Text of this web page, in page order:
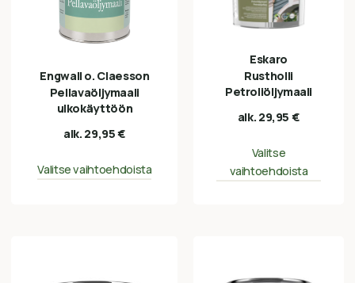
Engwall o. Claesson
Pellavaöljymaali
ulkokäyttöön
alk. 29,95€
Valitse vaihtoehdoista
Eskaro
Rustholli
Petroliöljymaali
alk. 29,95 €
Valitse
vaihtoehdoista